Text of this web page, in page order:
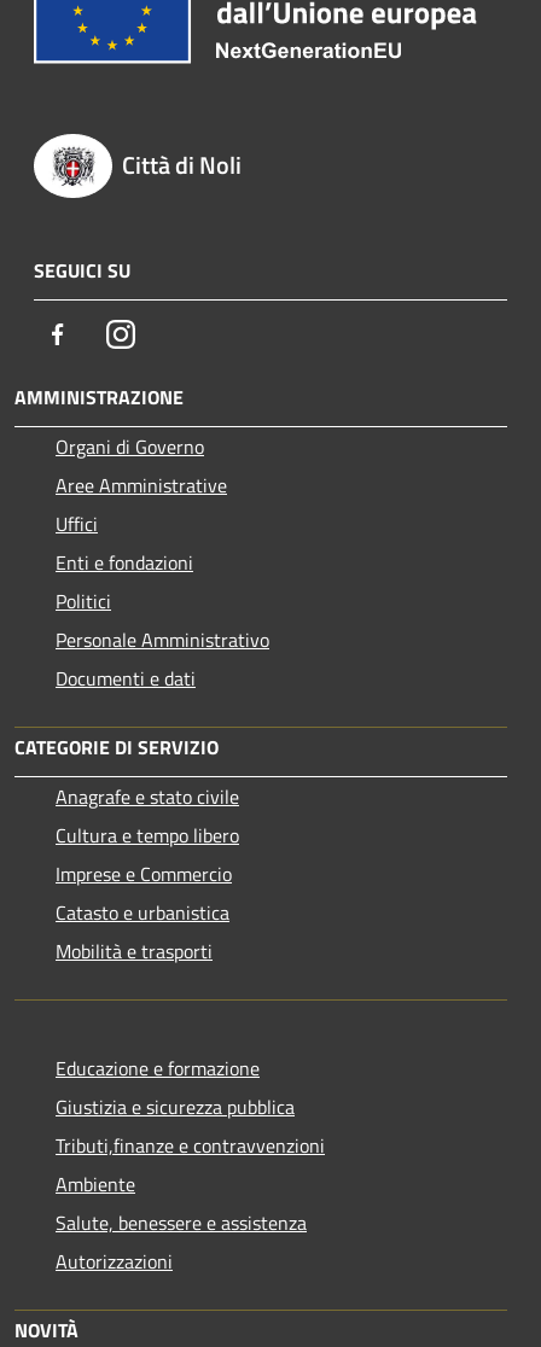
Città di Noli
SEGUICI SU
FacebookInstagram
AMMINISTRAZIONE
Organi di Governo
Aree Amministrative
Uffici
Enti e fondazioni
Politici
Personale Amministrativo
Documenti e dati
CATEGORIE DI SERVIZIO
Anagrafe e stato civile
Cultura e tempo libero
Imprese e Commercio
Catasto e urbanistica
Mobilità e trasporti
Educazione e formazione
Giustizia e sicurezza pubblica
Tributi,finanze e contravvenzioni
Ambiente
Salute, benessere e assistenza
Autorizzazioni
NOVITÀ